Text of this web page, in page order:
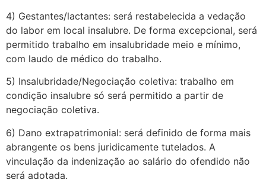
4) Gestantes/lactantes: será restabelecida a vedação
do labor em local insalubre. De forma excepcional, será
permitido trabalho em insalubridade meio e mínimo,
com laudo de médico do trabalho.
5) Insalubridade/Negociação coletiva: trabalho em
condição insalubre só será permitido a partir de
negociação coletiva.
6) Dano extrapatrimonial: será definido de forma mais
abrangente os bens juridicamente tutelados. A
vinculação da indenização ao salário do ofendido não
será adotada.